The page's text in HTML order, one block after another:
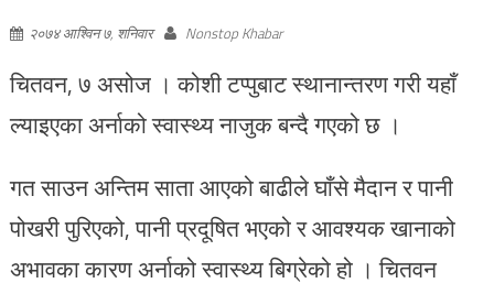
२०७४ आश्विन ७, शनिवार Nonstop Khabar
चितवन, ७ असोज । कोशी टप्पुबाट स्थानान्तरण गरी यहाँ
ल्याइएका अर्नाको स्वास्थ्य नाजुक बन्दै गएको छ ।
गत साउन अन्तिम साता आएको बाढीले घाँसे मैदान र पानी
पोखरी पुरिएको, पानी प्रदूषित भएको र आवश्यक खानाको
अभावका कारण अर्नाको स्वास्थ्य बिग्रेको हो । चितवन